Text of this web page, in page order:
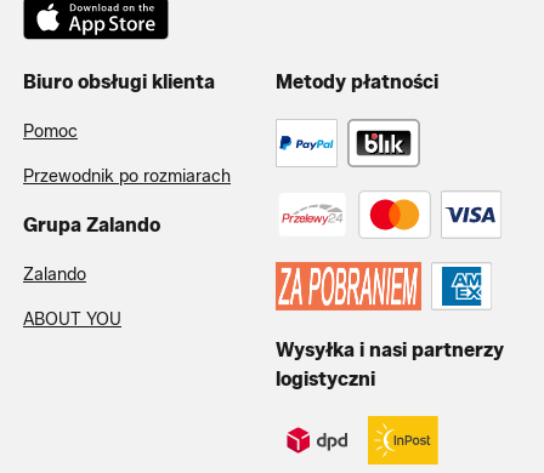
Biuro obsługi klienta
Pomoc
Przewodnik po rozmiarach
Grupa Zalando
Zalando
ABOUT YOU
Metody płatności
Wysyłka i nasi partnerzy
logistyczni